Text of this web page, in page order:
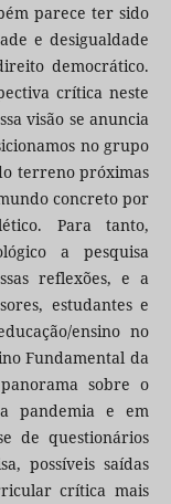
parece ter sido
e desigualdade
democrático.
crítica neste
visão se anuncia
no grupo
terreno próximas
concreto por
Para tanto,
a pesquisa
reflexões, e a
estudantes e
ensino no
Fundamental da
sobre o
pandemia e em
de questionários
possíveis saídas
crítica mais